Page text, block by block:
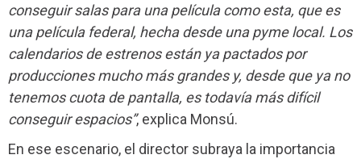
conseguir salas para una película como esta, que es
una película federal, hecha desde una pyme local. Los
calendarios de estrenos están ya pactados por
producciones mucho más grandes y, desde que ya no
tenemos cuota de pantalla, es todavía más difícil
conseguir espacios”, explica Monsú.
En ese escenario, el director subraya la importancia